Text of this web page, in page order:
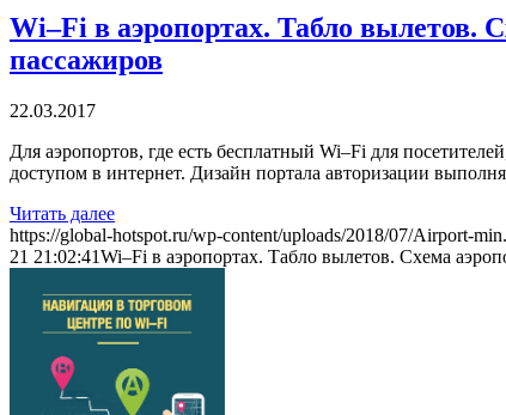
Wi–Fi в аэропортах. Табло вылетов.
пассажиров
22.03.2017
Для аэропортов, где есть бесплатный Wi–Fi для
доступом в интернет. Дизайн портала авторизации
Читать далее
https://global-hotspot.ru/wp-content/uploads/2018/07/Airport-
21 21:02:41Wi–Fi в аэропортах. Табло вылетов. Схема